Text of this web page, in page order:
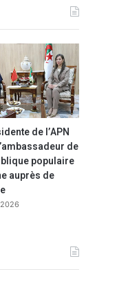
de l’APN
de
populaire
auprès de